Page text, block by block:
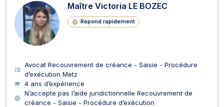
Maître Victoria LE BOZEC
Répond rapidement
Avocat Recouvrement de créance - Saisie - Procédure
d’exécution Metz
4 ans d’expérience
N’accepte pas l’aide juridictionnelle Recouvrement de
créance - Saisie - Procédure d’exécution